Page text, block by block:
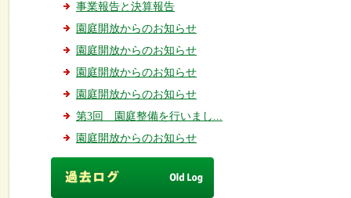
事業報告と決算報告
園庭開放からのお知らせ
園庭開放からのお知らせ
園庭開放からのお知らせ
園庭開放からのお知らせ
第3回 園庭整備を行いまし...
園庭開放からのお知らせ